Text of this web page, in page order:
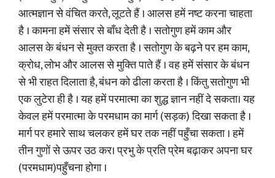
आत्मज्ञान से वंचित करते, लूटते हैं । आलस हमें नष्ट करना चाहता
है । कामना हमें संसार से बॉंध देती है । सतोगुण हमें काम और
आलस के बंधन से मुक्त करता है । सतोगुण के बढ़ने पर हम काम,
क्रोध, लोभ और आलस से मुक्ति पाते हैं । वह हमें संसार के बंधन
से भी राहत दिलाता है, बंधन को ढीला करता है । किंतु सतोगुण भी
एक लुटेरा ही है । यह हमें परमात्मा का शुद्ध ज्ञान नहीं दे सकता। यह
केवल हमें परमात्मा के परमधाम का मार्ग (सड़क) दिखा सकता है ।
मार्ग पर हमारे साथ चलकर हमें घर तक नहीं पहुँचा सकता । हमें
तीन गुणों से ऊपर उठ कर। प्रभु के प्रति प्रेम बढ़ाकर अपना घर
(परमधाम)पहुँचना होगा ।